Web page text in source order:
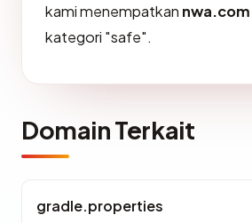
kami menempatkan nwa.com
kategori "safe".
Domain Terkait
gradle.properties